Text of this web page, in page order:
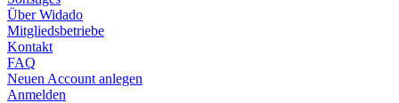
Über Widado
Mitgliedsbetriebe
Kontakt
FAQ
Neuen Account anlegen
Anmelden